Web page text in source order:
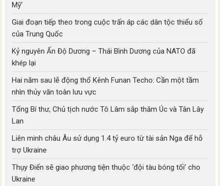
Mỹ’
Giai đoạn tiếp theo trong cuộc trấn áp các dân tộc thiểu số
của Trung Quốc
Kỷ nguyên Ấn Độ Dương – Thái Bình Dương của NATO đã
khép lại
Hai năm sau lễ động thổ Kênh Funan Techo: Cần một tầm
nhìn thủy văn toàn lưu vực
Tổng Bí thư, Chủ tịch nước Tô Lâm sắp thăm Úc và Tân Lây
Lan
Liên minh châu Âu sử dụng 1.4 tỷ euro từ tài sản Nga để hỗ
trợ Ukraine
Thụy Điển sẽ giao phương tiện thuộc ‘đội tàu bóng tối’ cho
Ukraine